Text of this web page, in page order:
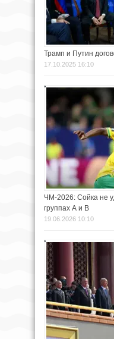
Трамп и Путин
17.10.2025 16:10
ЧМ-2026: Сойка не
группах А и В
19.06.2026 10:10